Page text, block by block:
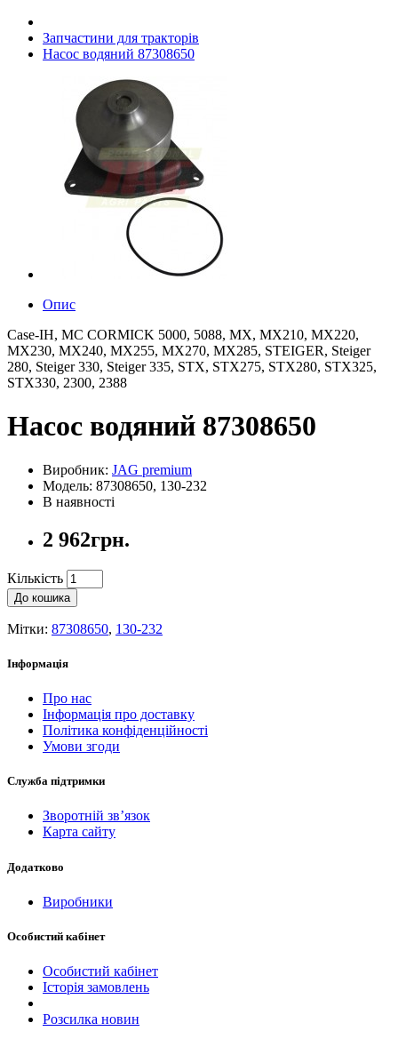
Запчастини для тракторів
Насос водяний 87308650
Опис
Case-IH, MC CORMICK 5000, 5088, MX, MX210, MX220,
MX230, MX240, MX255, MX270, MX285, STEIGER, Steiger
280, Steiger 330, Steiger 335, STX, STX275, STX280, STX325,
STX330, 2300, 2388
Насос водяний 87308650
Виробник: JAG premium
Модель: 87308650, 130-232
В наявності
2 962грн.
Кількість
До кошика
Мітки: 87308650, 130-232
Інформація
Про нас
Інформація про доставку
Політика конфіденційності
Умови згоди
Служба підтримки
Зворотній зв’язок
Карта сайту
Додатково
Виробники
Особистий кабінет
Особистий кабінет
Історія замовлень
Розсилка новин